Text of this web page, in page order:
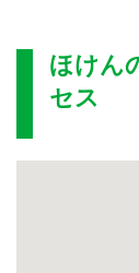
ほけん
セス